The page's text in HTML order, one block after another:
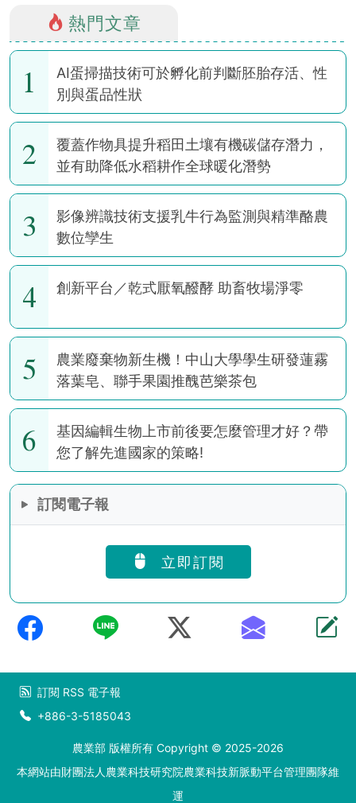
熱門文章
1
AI蛋掃描技術可於孵化前判斷胚胎存活、性
別與蛋品性狀
2
覆蓋作物具提升稻田土壤有機碳儲存潛力，
並有助降低水稻耕作全球暖化潛勢
3
影像辨識技術支援乳牛行為監測與精準酪農
數位孿生
4 創新平台／乾式厭氧醱酵 助畜牧場淨零
5
農業廢棄物新生機！中山大學學生研發蓮霧
落葉皂、聯手果園推醜芭樂茶包
6
基因編輯生物上市前後要怎麼管理才好？帶
您了解先進國家的策略!
訂閱電子報
立即訂閱
訂閱 RSS 電子報
+886-3-5185043
農業部 版權所有 Copyright © 2025-2026
本網站由財團法人農業科技研究院農業科技新脈動平台管理團隊維
運